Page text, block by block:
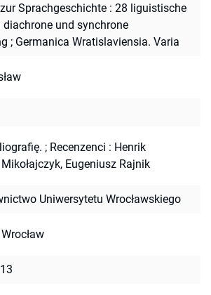
Sprachgeschichte : 28 liguistische
und synchrone
; Germanica Wratislaviensia. Varia
; Recenzenci : Henrik
Eugeniusz Rajnik
Uniwersytetu Wrocławskiego
Wrocław